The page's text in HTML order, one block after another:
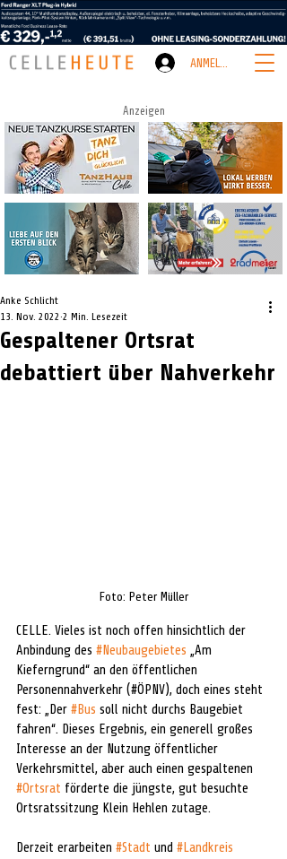
ANMELDEN
Anzeigen
Gespaltener Ortsrat
debattiert über Nahverkehr
Anke Schlicht
13. Nov. 2022 2 Min. Lesezeit
Foto: Peter Müller
CELLE. Vieles ist noch offen hinsichtlich der
Anbindung des #Neubaugebietes „Am
Kieferngrund“ an den öffentlichen
Personennahverkehr (#ÖPNV), doch eines steht
fest: „Der #Bus soll nicht durchs Baugebiet
fahren“. Dieses Ergebnis, ein generell großes
Interesse an der Nutzung öffentlicher
Verkehrsmittel, aber auch einen gespaltenen
#Ortsrat förderte die jüngste, gut besuchte
Ortsratssitzung Klein Hehlen zutage.
Derzeit erarbeiten #Stadt und #Landkreis